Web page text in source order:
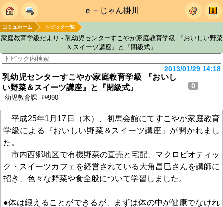
ｅ－じゃん掛川
コミュホーム トピック一覧
家庭教育学級だより - 乳幼児センターすこやか家庭教育学級 『おいしい野菜
＆スイーツ講座』と『閉級式』
乳幼児センターすこやか家庭教育学級 『おいし
い野菜＆スイーツ講座』と『閉級式』
幼児教育課 990
2013/01/29 14:18
0
平成25年1月17日（木）、初馬会館にてすこやか家庭教育
学級による『おいしい野菜＆スイーツ講座』が開かれまし
た。
市内西郷地区で有機野菜の直売と宅配、マクロビオティッ
ク・スイーツカフェを経営されている大角昌巳さんを講師に
招き、色々な野菜や食全般について学習しました。
●体は鍛えることができるが、まずは体の中が健康でなけれ